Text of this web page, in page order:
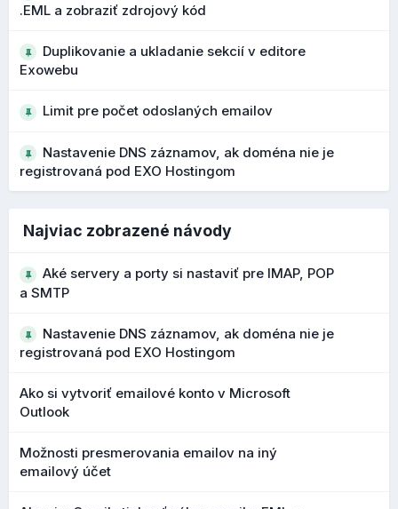
potenciálne phishingové emaily a podozrivé adresy
odosielateľov. Pri podozrivých doménach alebo
Čo to prináša?
lepšie rozpoznanie phishingových správ
vyššia ochrana používateľa pred podvodnými e-
mailmi
V obchode pribudla možnosť si nastaviť
ich automaticky nastavoval, môžete si nastaviť vlastné
značky. Ak je táto možnosť zapnutá, použijú sa predvolené
produkt prezentovať vo výsledkoch vyhľadávania:
.EML a zobraziť zdrojový kód
Duplikovanie a ukladanie sekcií v editore
Exowebu
Limit pre počet odoslaných emailov
Nastavenie DNS záznamov, ak doména nie je
registrovaná pod EXO Hostingom
Najviac zobrazené návody
Aké servery a porty si nastaviť pre IMAP, POP
a SMTP
Nastavenie DNS záznamov, ak doména nie je
registrovaná pod EXO Hostingom
Ako si vytvoriť emailové konto v Microsoft
Outlook
Možnosti presmerovania emailov na iný
emailový účet